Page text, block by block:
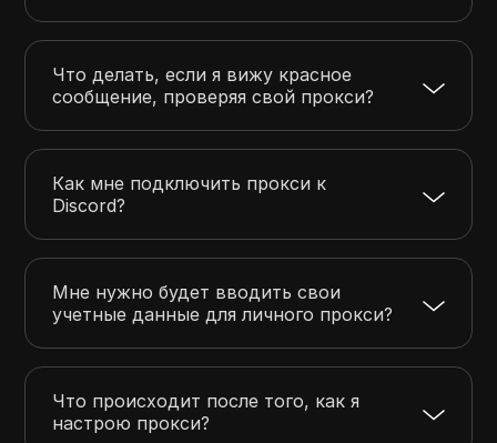
Что делать, если я вижу красное
сообщение, проверяя свой прокси?
Как мне подключить прокси к
Discord?
Мне нужно будет вводить свои
учетные данные для личного прокси?
Что происходит после того, как я
настрою прокси?